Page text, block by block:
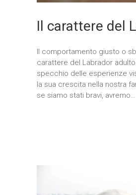
Il carattere del
Il comportamento giusto o
carattere del Labrador
specchio delle esperienze
la sua crescita nella nostra
se siamo stati bravi, avremo…